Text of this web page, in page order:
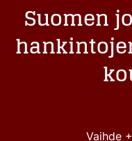
Suomen
Vaihde